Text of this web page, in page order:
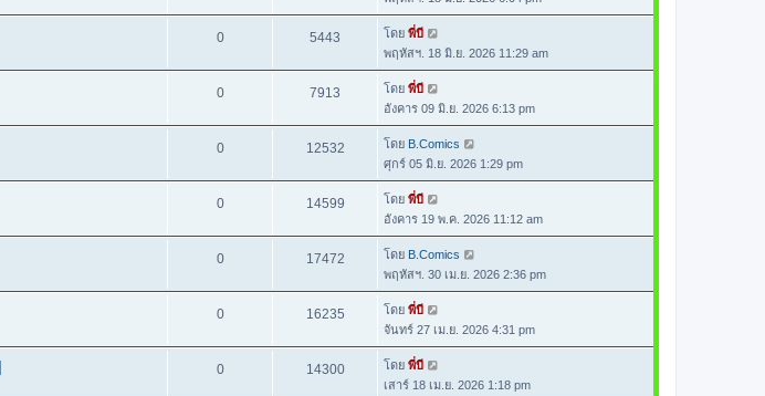
0 5443 โดย พี่บี
พฤหัสฯ. 18 มิ.ย. 2026 11:29 am
0 7913 โดย พี่บี
อังคาร 09 มิ.ย. 2026 6:13 pm
0 12532 โดย B.Comics
ศุกร์ 05 มิ.ย. 2026 1:29 pm
0 14599 โดย พี่บี
อังคาร 19 พ.ค. 2026 11:12 am
0 17472 โดย B.Comics
พฤหัสฯ. 30 เม.ย. 2026 2:36 pm
0 16235 โดย พี่บี
จันทร์ 27 เม.ย. 2026 4:31 pm
0 14300 โดย พี่บี
เสาร์ 18 เม.ย. 2026 1:18 pm